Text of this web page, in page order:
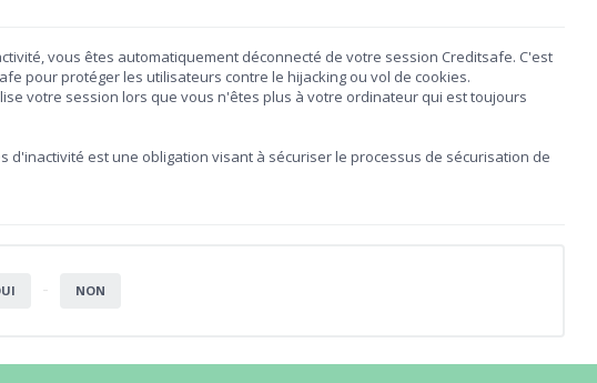
vous êtes automatiquement déconnecté de votre session Creditsafe. C'est
pour protéger les utilisateurs contre le hijacking ou vol de cookies.
votre session lors que vous n'êtes plus à votre ordinateur qui est toujours
d'inactivité est une obligation visant à sécuriser le processus de sécurisation de
NON